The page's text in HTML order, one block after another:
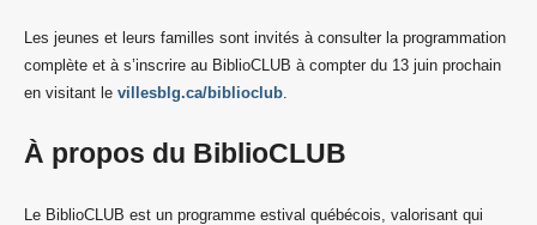
Les jeunes et leurs familles sont invités à consulter la programmation
complète et à s’inscrire au BiblioCLUB à compter du 13 juin prochain
en visitant le villesblg.ca/biblioclub
À propos du BiblioCLUB
Le BiblioCLUB est un programme estival québécois, valorisant qui